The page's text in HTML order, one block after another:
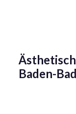
Baden-